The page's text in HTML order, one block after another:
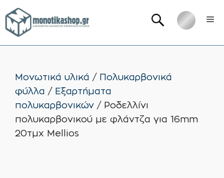
Μετάβαση
σε
περιεχόμενο
Μονωτικά υλικά / Πολυκαρβονικά
φύλλα / Εξαρτήματα
πολυκαρβονικών / Ροδελλίνι
πολυκαρβονικού με φλάντζα για 16mm
20τμχ Mellios